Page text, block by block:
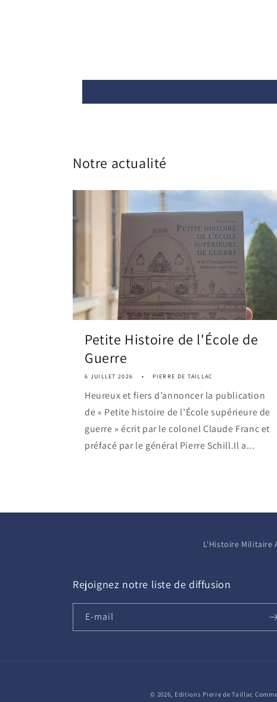
Notre actualité
Petite Histoire de l'École de
Guerre
6 JUILLET 2026 PIERRE DE TAILLAC
Heureux et fiers d’annoncer la publication
de « Petite histoire de l’École supérieure de
guerre » écrit par le colonel Claude Franc et
préfacé par le général Pierre Schill.Il a...
L'Histoire Militaire
Rejoignez notre liste de diffusion
E-mail
© 2026, Editions Pierre de Taillac